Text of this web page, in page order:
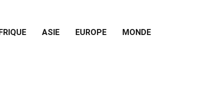
ASIE EUROPE MONDE